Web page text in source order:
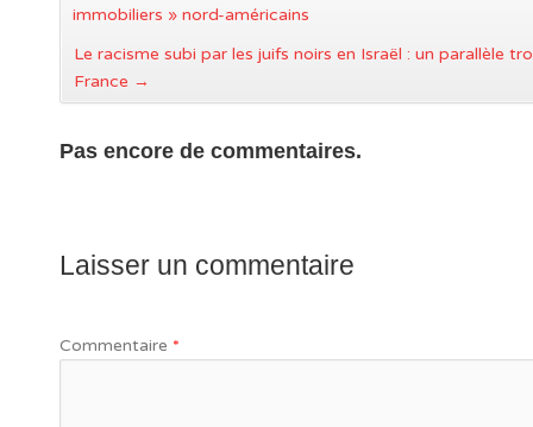
immobiliers » nord-américains
Le racisme subi par les juifs noirs en Israël : un parallèle
France →
Pas encore de commentaires.
Laisser un commentaire
Commentaire *